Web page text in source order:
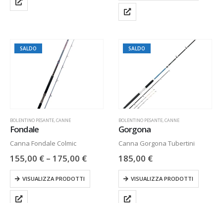
SALDO
BOLENTINO PESANTE,CANNE
Fondale
Canna Fondale Colmic
155,00 € – 175,00 €
VISUALIZZA PRODOTTI
SALDO
BOLENTINO PESANTE,CANNE
Gorgona
Canna Gorgona Tubertini
185,00 €
VISUALIZZA PRODOTTI